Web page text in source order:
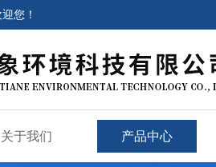
您！
关于我们 产品中心